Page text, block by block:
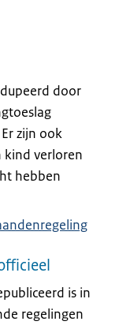
door
zijn ook
kind verloren
hebben
is in
regelingen